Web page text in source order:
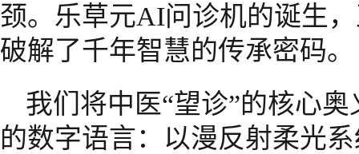
颈。乐草元AI问诊机的诞生
破解了千年智慧的传承密码。
我们将中医“望诊”的核心
的数字语言：以漫反射柔光